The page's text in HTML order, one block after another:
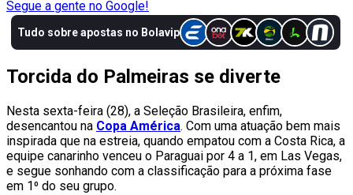
Segue a gente no Google!
Torcida do Palmeiras se diverte
Nesta sexta-feira (28), a Seleção Brasileira, enfim,
desencantou na Copa América. Com uma atuação bem mais
inspirada que na estreia, quando empatou com a Costa Rica, a
equipe canarinho venceu o Paraguai por 4 a 1, em Las Vegas,
e segue sonhando com a classificação para a próxima fase
em 1⁰ do seu grupo.